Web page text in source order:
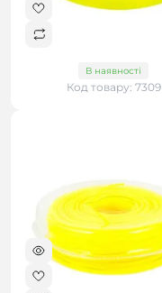
В наявності
Код товару: 7309